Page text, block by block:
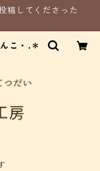
稿してくださった
こ・.＊